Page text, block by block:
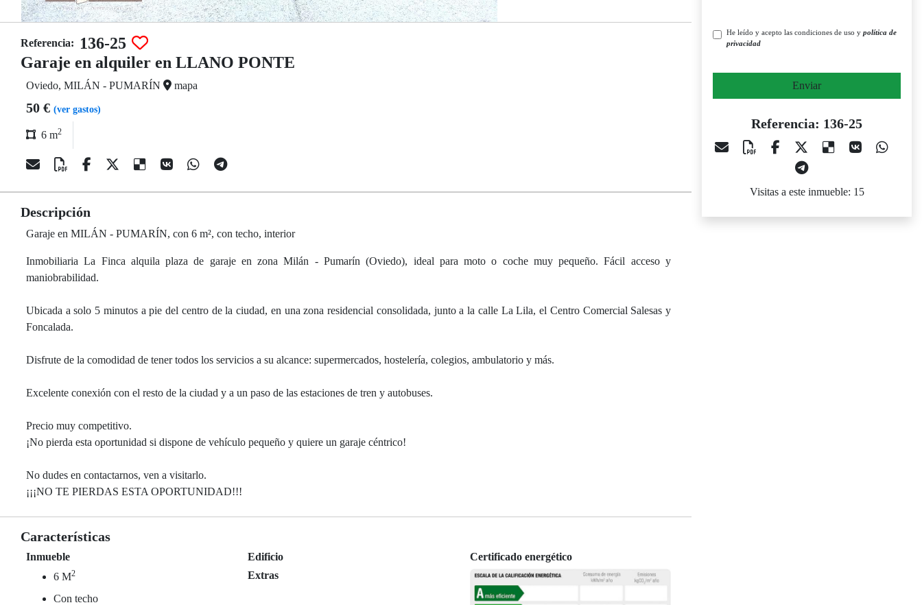
Referencia:
136-25
Garaje en alquiler en LLANO PONTE
Oviedo, MILÁN - PUMARÍN mapa
50 € (ver gastos)
6 m2
Descripción
Garaje en MILÁN - PUMARÍN, con 6 m², con techo, interior
Inmobiliaria La Finca alquila plaza de garaje en zona Milán - Pumarín (Oviedo), ideal para moto o coche muy pequeño. Fácil acceso y
maniobrabilidad.
Ubicada a solo 5 minutos a pie del centro de la ciudad, en una zona residencial consolidada, junto a la calle La Lila, el Centro Comercial Salesas y
Foncalada.
Disfrute de la comodidad de tener todos los servicios a su alcance: supermercados, hostelería, colegios, ambulatorio y más.
Excelente conexión con el resto de la ciudad y a un paso de las estaciones de tren y autobuses.
Precio muy competitivo.
¡No pierda esta oportunidad si dispone de vehículo pequeño y quiere un garaje céntrico!
No dudes en contactarnos, ven a visitarlo.
¡¡¡NO TE PIERDAS ESTA OPORTUNIDAD!!!
Características
Inmueble
6 M2
Con techo
Edificio
Extras
Certificado energético
He leído y acepto las condiciones de uso y política de
privacidad
Enviar
Referencia: 136-25
Visitas a este inmueble: 15